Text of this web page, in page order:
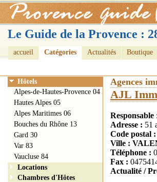
Le Guide de la Provence :
accueil Catégories Actualités Boutique
Agences
AJL
Responsable :
Adresse : 51
Code postal :
Ville :
Téléphone :
Fax :
Actualité /
Hôtels
Alpes-de-Hautes-Provence 04
Hautes Alpes 05
Alpes Maritimes 06
Bouches du Rhône 13
Gard 30
Var 83
Vaucluse 84
Locations
Chambres d'Hôtes